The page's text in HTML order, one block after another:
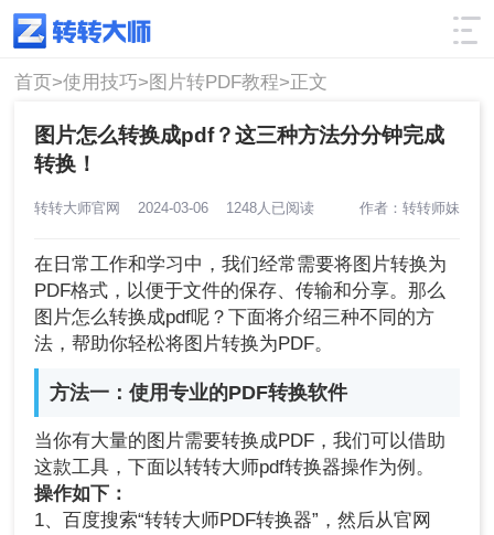
使用技巧 筛选
首页>使用技巧>图片转PDF教程>正文
图片怎么转换成pdf？这三种方法分分钟完成
转换！
转转大师官网 2024-03-06 1248人已阅读 作者：转转师妹
在日常工作和学习中，我们经常需要将图片转换为
PDF格式，以便于文件的保存、传输和分享。那么
图片怎么转换成pdf呢？下面将介绍三种不同的方
法，帮助你轻松将图片转换为PDF。
方法一：使用专业的PDF转换软件
当你有大量的图片需要转换成PDF，我们可以借助
这款工具，下面以转转大师pdf转换器操作为例。
操作如下：
1、百度搜索“转转大师PDF转换器”，然后从官网